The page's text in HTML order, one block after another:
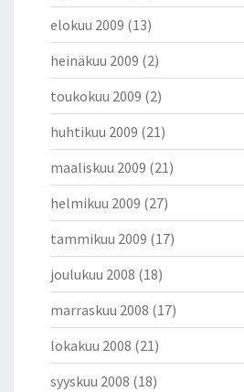
elokuu 2009 (13)
heinäkuu 2009 (2)
toukokuu 2009 (2)
huhtikuu 2009 (21)
maaliskuu 2009 (21)
helmikuu 2009 (27)
tammikuu 2009 (17)
joulukuu 2008 (18)
marraskuu 2008 (17)
lokakuu 2008 (21)
syyskuu 2008 (18)